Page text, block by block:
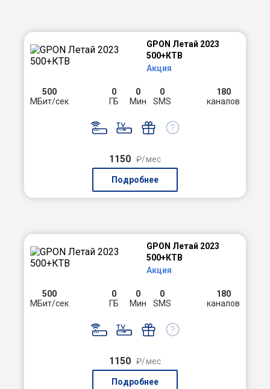
GPON Летай 2023
500+КТВ
Акция
500
МБит/сек
0
ГБ
0
Мин
0
SMS
180
каналов
1150 ₽/мес
Подробнее
GPON Летай 2023
500+КТВ
Акция
500
МБит/сек
0
ГБ
0
Мин
0
SMS
180
каналов
1150 ₽/мес
Подробнее